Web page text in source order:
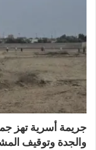
جريمة أسرية تهز
والجدة وتوقيف